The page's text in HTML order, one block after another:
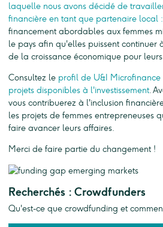
laquelle nous avons décidé de
financière en tant que partenaire local :
financement abordables aux femmes
le pays afin qu'elles puissent continuer
de la croissance économique pour
Consultez le profil de U&I Microfinance
projets disponibles à l'investissement.
vous contribuerez à l'inclusion
les projets de femmes entrepreneuses
faire avancer leurs affaires.
Merci de faire partie du changement !
Recherchés : Crowdfunders
Qu'est-ce que crowdfunding et